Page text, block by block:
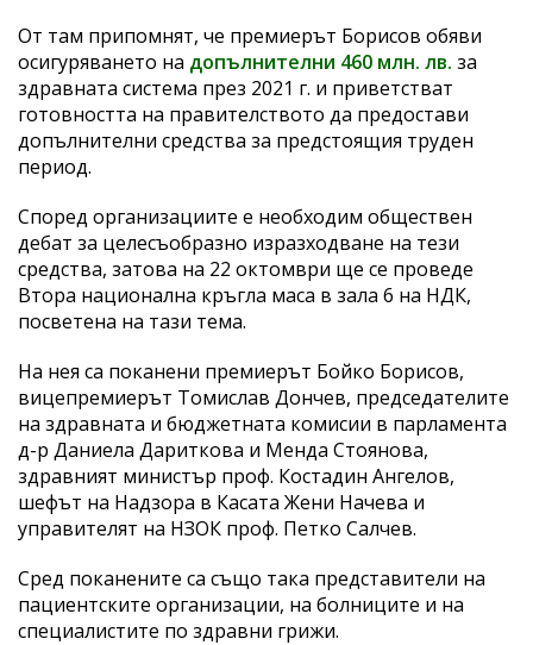
От там припомнят, че премиерът Борисов обяви
осигуряването на допълнителни 460 млн. лв. за
здравната система през 2021 г. и приветстват
готовността на правителството да предостави
допълнителни средства за предстоящия труден
период.
Според организациите е необходим обществен
дебат за целесъобразно изразходване на тези
средства, затова на 22 октомври ще се проведе
Втора национална кръгла маса в зала 6 на НДК,
посветена на тази тема.
На нея са поканени премиерът Бойко Борисов,
вицепремиерът Томислав Дончев, председателите
на здравната и бюджетната комисии в парламента
д-р Даниела Дариткова и Менда Стоянова,
здравният министър проф. Костадин Ангелов,
шефът на Надзора в Касата Жени Начева и
управителят на НЗОК проф. Петко Салчев.
Сред поканените са също така представители на
пациентските организации, на болниците и на
специалистите по здравни грижи.